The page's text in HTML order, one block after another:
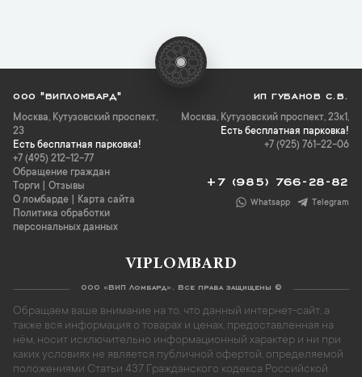
ООО "ВИПЛОМБАРД"
Москва, Кутузовский проспект,
23
Есть бесплатная парковка!
+7 (495) 212-12-77
Обращение граждан
Торги
Отзывы
О ломбарде
Карта сайта
Политика обработки
персональных данных
ИП ГУБАНОВ С.В.
Москва, Кутузовский проспект, 23к1,
Есть бесплатная парковка!
+7 (925) 761-22-06
+7 (985) 766-28-82
Whatsapp Telegram
VIPLOMBARD
ООО «ВИП Ломбард». Все права защищены ©
Обращаем ваше внимание на то, что данный интернет-сайт, а
также вся информация о товарах и ценах, предоставленная на
нём, носит исключительно информационный характер и ни при
каких условиях не является публичной офертой, определяемой
положениями Статьи 437 Гражданского кодекса Российской